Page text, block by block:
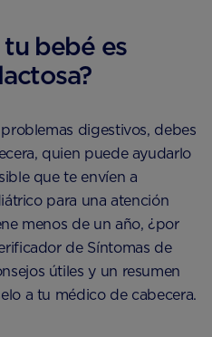
bebé es
digestivos, debes
quien puede ayudarlo
que te envíen a
para una atención
menos de un año, ¿por
de Síntomas de
útiles y un resumen
a tu médico de cabecera.